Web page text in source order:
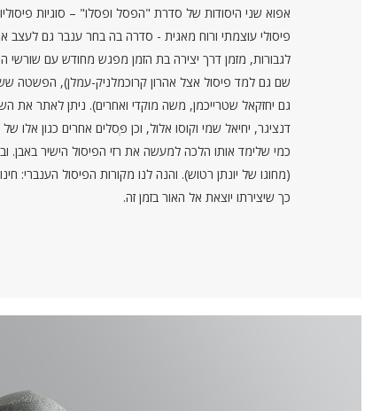
אפוא שני היסודות של סדרת "הפסל ופסלו" – סוגיות
פיסולי עוצמתי ורוח מאגית - סדרה בה בחר ענבר גם
לגבורות, מזמן דרך יצירה בת הזמן מפגש מחודש עם שורשי
שם גם למד פיסול אצל אהרון קרוכמלניק-עמלן), הפשטה
גם יחזקאל שטרייכמן, משה מוקדי ואחרים). ניתן לאתר
כמי שלימד אותו הלכה למעשה את רזי הפיסול הישיר באבן.
(מחוגו של יונתן רטוש). והנה לנו מקורות הפיסול
כך שיצירתו יוצאת אל האור בזמן זה.